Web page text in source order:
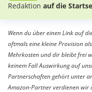
Redaktion auf die
Wenn du über einen Link auf
oftmals eine kleine Provision
Mehrkosten und dir bleibt frei
keinem Fall Auswirkung auf
Partnerschaften gehört unter
Amazon-Partner verdienen wir